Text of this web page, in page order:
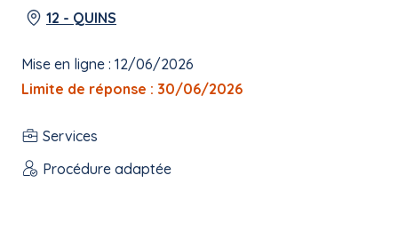
12 - QUINS
Mise en ligne : 12/06/2026
Limite de réponse : 30/06/2026
Services
Procédure adaptée